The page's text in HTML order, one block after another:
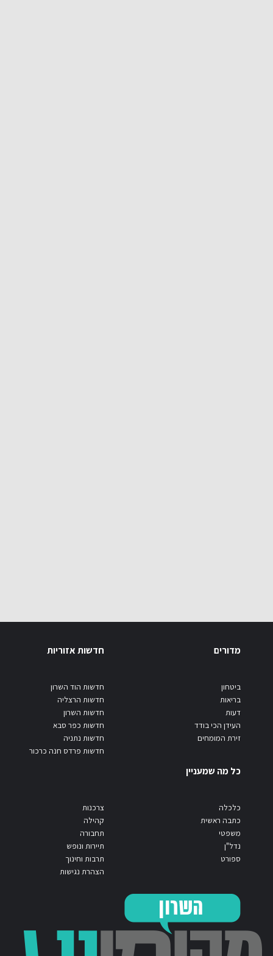
מדורים
ביטחון
בריאות
דעות
העידן הכי בודד
זירת המומחים
חדשות אזוריות
חדשות הוד השרון
חדשות הרצליה
חדשות השרון
חדשות כפר סבא
חדשות נתניה
חדשות פרדס חנה כרכור
כל מה שמעניין
כלכלה
כתבה ראשית
משפטי
נדל"ן
ספורט
צרכנות
קהילה
תחבורה
תיירות ונופש
תרבות וחינוך
הצהרת נגישות